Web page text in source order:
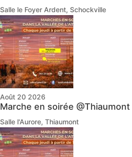
Salle le Foyer Ardent, Schockville
Août 20 2026
Marche en soirée @Thiaumont
Salle l'Aurore, Thiaumont